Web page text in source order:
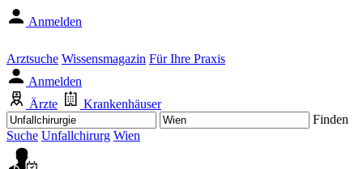
Anmelden
Arztsuche Wissensmagazin Für Ihre Praxis
Anmelden
Ärzte
Krankenhäuser
Finden
Suche Unfallchirurg Wien